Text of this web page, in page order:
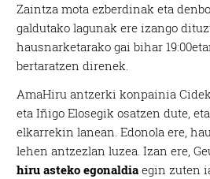
Zaintza mota ezberdinak eta
galdutako lagunak ere izango
hausnarketarako gai bihar
bertaratzen direnek.
AmaHiru antzerki konpainia
eta Iñigo Elosegik osatzen dute,
elkarrekin lanean. Edonola ere,
lehen antzezlan luzea. Izan ere,
hiru asteko egonaldia egin zuten